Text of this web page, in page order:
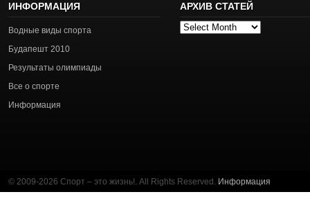
ИНФОРМАЦИЯ
Водные виды спорта
Будапешт 2010
Результаты олимпиады
Все о спорте
Информация
АРХИВ СТАТЕЙ
Архив
© 2009-2026 Спорт – это жизнь!. All Rights Reserved. Информация